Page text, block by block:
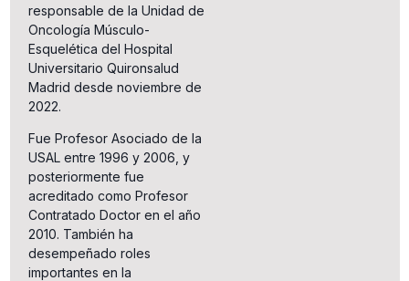
responsable de la Unidad de
Oncología Músculo-
Esquelética del Hospital
Universitario Quironsalud
Madrid desde noviembre de
2022.
Fue Profesor Asociado de la
USAL entre 1996 y 2006, y
posteriormente fue
acreditado como Profesor
Contratado Doctor en el año
2010. También ha
desempeñado roles
importantes en la